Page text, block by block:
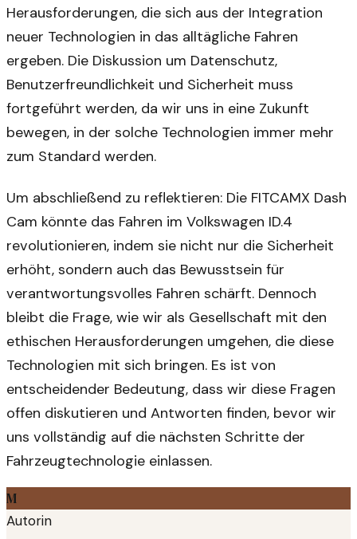
Herausforderungen, die sich aus der Integration
neuer Technologien in das alltägliche Fahren
ergeben. Die Diskussion um Datenschutz,
Benutzerfreundlichkeit und Sicherheit muss
fortgeführt werden, da wir uns in eine Zukunft
bewegen, in der solche Technologien immer mehr
zum Standard werden.
Um abschließend zu reflektieren: Die FITCAMX Dash
Cam könnte das Fahren im Volkswagen ID.4
revolutionieren, indem sie nicht nur die Sicherheit
erhöht, sondern auch das Bewusstsein für
verantwortungsvolles Fahren schärft. Dennoch
bleibt die Frage, wie wir als Gesellschaft mit den
ethischen Herausforderungen umgehen, die diese
Technologien mit sich bringen. Es ist von
entscheidender Bedeutung, dass wir diese Fragen
offen diskutieren und Antworten finden, bevor wir
uns vollständig auf die nächsten Schritte der
Fahrzeugtechnologie einlassen.
M
Autorin